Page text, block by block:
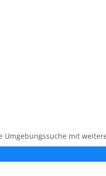
Umgebungssuche mit